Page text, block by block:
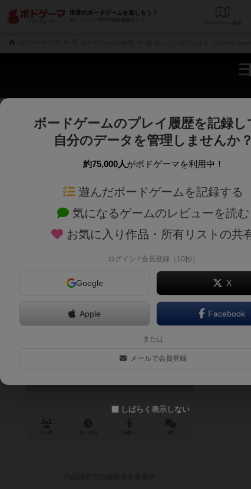
世界のボードゲームを楽しもう！
ボードゲーム専門の総合情報サイト
データベ
じっくり表示
商品名、商品説明文、デザイナー名、テーマ名、メカニクス名を対象に
ゲームデザイナー名を指
ゲームデザイナー
対象年齢を指定します。 世界観や
テーマ/フ
ウィスパーズ：名門大学に忍び寄る
Witness: The Sigma Club
ボードゲームのプレイ履歴を記録し
自分のデータを管理しませんか？
約75,000人がボドゲーマを利用中！
遊んだボードゲームを記録する
気になるゲームのレビューを読む
お気に入り作品・所有リストの共
ログイン / 会員登録（10秒）
Google X
Apple Facebook
または
メールで会員登録
しばらく表示しない